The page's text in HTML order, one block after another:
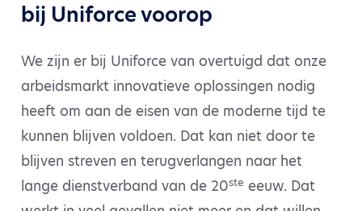
bij Uniforce voorop
We zijn er bij Uniforce van overtuigd dat onze
arbeidsmarkt innovatieve oplossingen nodig
heeft om aan de eisen van de moderne tijd te
kunnen blijven voldoen. Dat kan niet door te
blijven streven en terugverlangen naar het
lange dienstverband van de 20ste eeuw. Dat